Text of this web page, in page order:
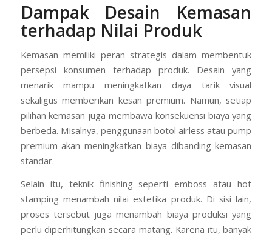
Dampak Desain Kemasan
terhadap Nilai Produk
Kemasan memiliki peran strategis dalam membentuk
persepsi konsumen terhadap produk. Desain yang
menarik mampu meningkatkan daya tarik visual
sekaligus memberikan kesan premium. Namun, setiap
pilihan kemasan juga membawa konsekuensi biaya yang
berbeda. Misalnya, penggunaan botol airless atau pump
premium akan meningkatkan biaya dibanding kemasan
standar.
Selain itu, teknik finishing seperti emboss atau hot
stamping menambah nilai estetika produk. Di sisi lain,
proses tersebut juga menambah biaya produksi yang
perlu diperhitungkan secara matang. Karena itu, banyak